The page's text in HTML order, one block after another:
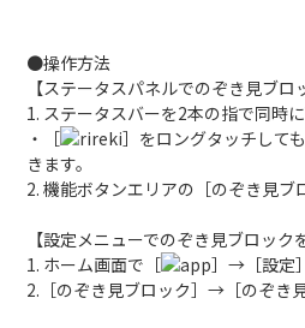
●操作方法
【ステータスパネルでのぞき見ブロ
1. ステータスバーを2本の指で同時
・［
］をロングタッチして
きます。
2. 機能ボタンエリアの［のぞき見ブ
【設定メニューでのぞき見ブロック
1. ホーム画面で［
］→［設定
2.［のぞき見ブロック］→［のぞき